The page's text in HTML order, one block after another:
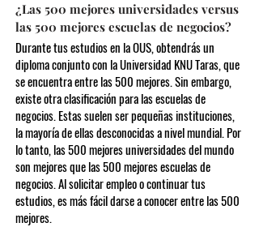
¿Las 500 mejores universidades versus
las 500 mejores escuelas de negocios?
Durante tus estudios en la OUS, obtendrás un
diploma conjunto con la Universidad KNU Taras, que
se encuentra entre las 500 mejores. Sin embargo,
existe otra clasificación para las escuelas de
negocios. Estas suelen ser pequeñas instituciones,
la mayoría de ellas desconocidas a nivel mundial. Por
lo tanto, las 500 mejores universidades del mundo
son mejores que las 500 mejores escuelas de
negocios. Al solicitar empleo o continuar tus
estudios, es más fácil darse a conocer entre las 500
mejores.